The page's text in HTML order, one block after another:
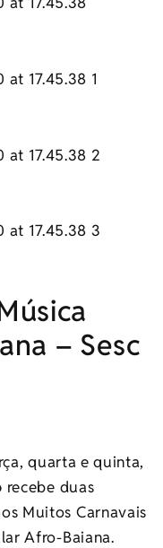
– Sesc
quarta e quinta,
recebe duas
Muitos Carnavais
Afro-Baiana.